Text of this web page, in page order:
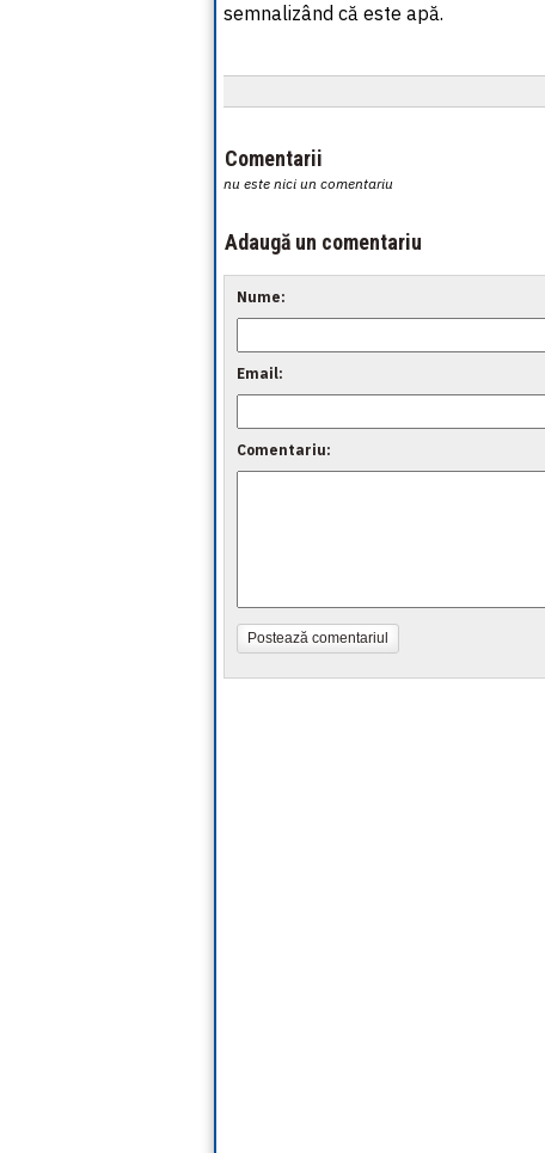
semnalizând că este apă.
Comentarii
nu este nici un comentariu
Adaugă un comentariu
Nume:
Email:
Comentariu:
Postează comentariul